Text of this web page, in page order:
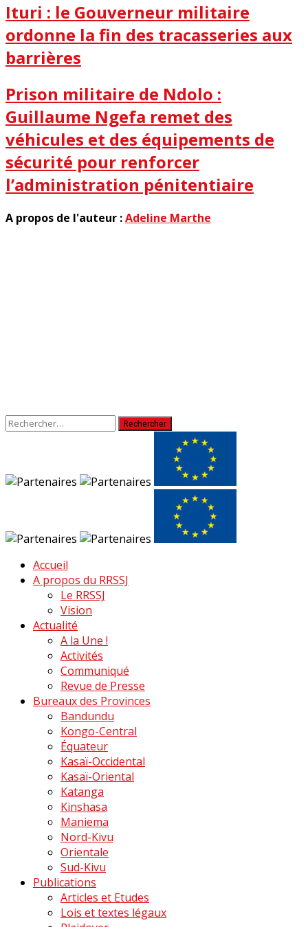
Ituri : le Gouverneur militaire
ordonne la fin des tracasseries aux
barrières
Prison militaire de Ndolo :
Guillaume Ngefa remet des
véhicules et des équipements de
sécurité pour renforcer
l’administration pénitentiaire
A propos de l'auteur :Adeline Marthe
Rechercher :
Accueil
A propos du RRSSJ
Le RRSSJ
Vision
Actualité
A la Une !
Activités
Communiqué
Revue de Presse
Bureaux des Provinces
Bandundu
Kongo-Central
Équateur
Kasaï-Occidental
Kasaï-Oriental
Katanga
Kinshasa
Maniema
Nord-Kivu
Orientale
Sud-Kivu
Publications
Articles et Etudes
Lois et textes légaux